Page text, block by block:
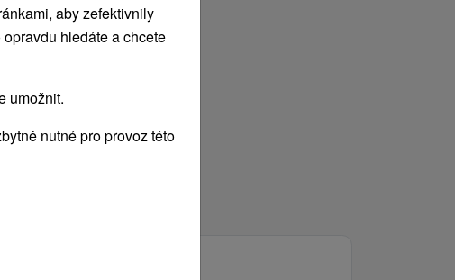
aby zefektivnily
hledáte a chcete
umožnit.
nutné pro provoz této